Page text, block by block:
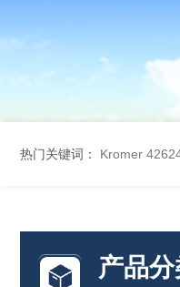
热门关键词： Kromer
产品